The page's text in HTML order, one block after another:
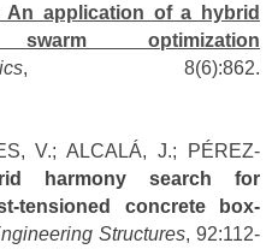
application of a hybrid
optimization
, 8(6):862.
V.; ALCALÁ, J.; PÉREZ-
harmony search for
tensioned concrete box-
Structures, 92:112-